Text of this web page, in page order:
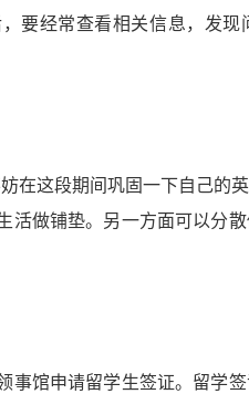
要经常查看相关信息，发
在这段期间巩固一下自己的
活做铺垫。另一方面可以分
事馆申请留学生签证。留学